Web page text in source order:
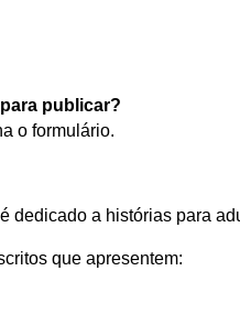
publicar?
o formulário.
dedicado a histórias para
que apresentem: